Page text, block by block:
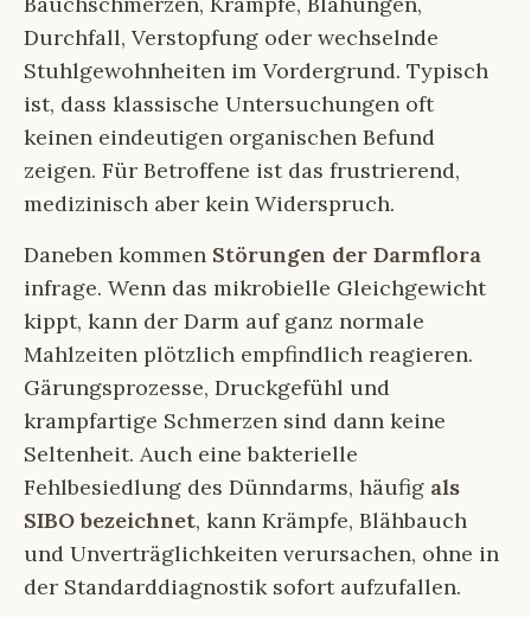
Durchfall, Verstopfung oder wechselnde
Stuhlgewohnheiten im Vordergrund. Typisch
ist, dass klassische Untersuchungen oft
keinen eindeutigen organischen Befund
zeigen. Für Betroffene ist das frustrierend,
medizinisch aber kein Widerspruch.
Daneben kommen Störungen der Darmflora
infrage. Wenn das mikrobielle Gleichgewicht
kippt, kann der Darm auf ganz normale
Mahlzeiten plötzlich empfindlich reagieren.
Gärungsprozesse, Druckgefühl und
krampfartige Schmerzen sind dann keine
Seltenheit. Auch eine bakterielle
Fehlbesiedlung des Dünndarms, häufig als
SIBO bezeichnet, kann Krämpfe, Blähbauch
und Unverträglichkeiten verursachen, ohne in
der Standarddiagnostik sofort aufzufallen.